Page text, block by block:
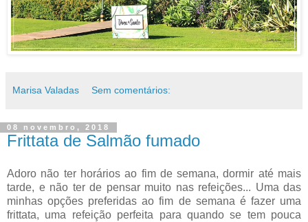
Marisa Valadas Sem comentários:
08 novembro, 2018
Frittata de Salmão fumado
Adoro não ter horários ao fim de semana, dormir até mais
tarde, e não ter de pensar muito nas refeições... Uma das
minhas opções preferidas ao fim de semana é fazer uma
frittata, uma refeição perfeita para quando se tem pouca